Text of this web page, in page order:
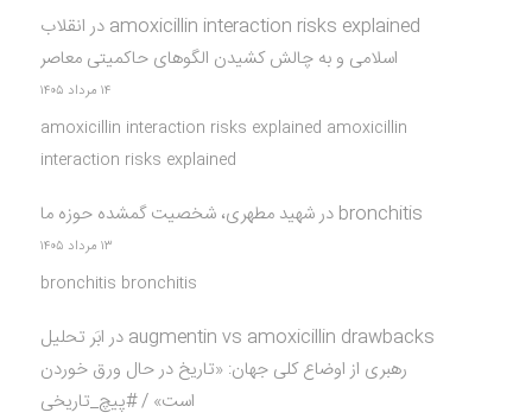
amoxicillin interaction risks explained در انقلاب
اسلامی و به چالش کشیدن الگوهای حاکمیتی معاصر
۱۴ مرداد ۱۴۰۵
amoxicillin interaction risks explained amoxicillin
interaction risks explained
bronchitis درشهید مطهری، شخصیت گمشده حوزه ما
۱۳ مرداد ۱۴۰۵
bronchitis bronchitis
augmentin vs amoxicillin drawbacks درابَر تحلیل
رهبری از اوضاع کلی جهان: «تاریخ در حال ورق خوردن
است» / #پیچ_تاریخی